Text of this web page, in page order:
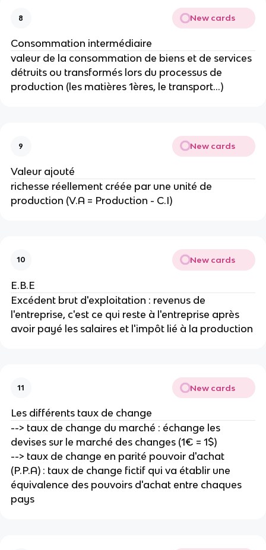
8 New cards
Consommation intermédiaire
valeur de la consommation de biens et de services
détruits ou transformés lors du processus de
production (les matières 1ères, le transport...)
9 New cards
Valeur ajouté
richesse réellement créée par une unité de
production (V.A = Production - C.I)
10 New cards
E.B.E
Excédent brut d'exploitation : revenus de
l'entreprise, c'est ce qui reste à l'entreprise après
avoir payé les salaires et l'impôt lié à la production
11 New cards
Les différents taux de change
--> taux de change du marché : échange les
devises sur le marché des changes (1€ = 1$)
--> taux de change en parité pouvoir d'achat
(P.P.A) : taux de change fictif qui va établir une
équivalence des pouvoirs d'achat entre chaques
pays